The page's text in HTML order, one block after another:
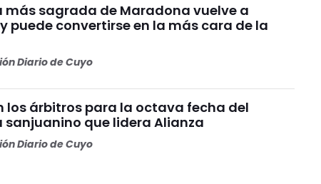
más sagrada de Maradona vuelve a
puede convertirse en la más cara de la
Diario de Cuyo
los árbitros para la octava fecha del
sanjuanino que lidera Alianza
Diario de Cuyo